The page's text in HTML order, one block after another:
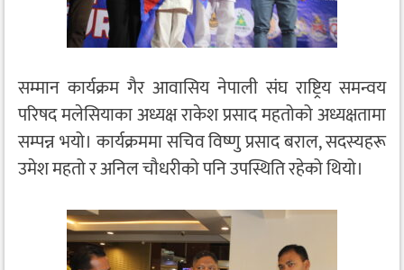
सम्मान कार्यक्रम गैर आवासिय नेपाली संघ राष्ट्रिय समन्वय
परिषद मलेसियाका अध्यक्ष राकेश प्रसाद महतोको अध्यक्षतामा
सम्पन्न भयो। कार्यक्रममा सचिव विष्णु प्रसाद बराल, सदस्यहरू
उमेश महतो र अनिल चौधरीको पनि उपस्थिति रहेको थियो।